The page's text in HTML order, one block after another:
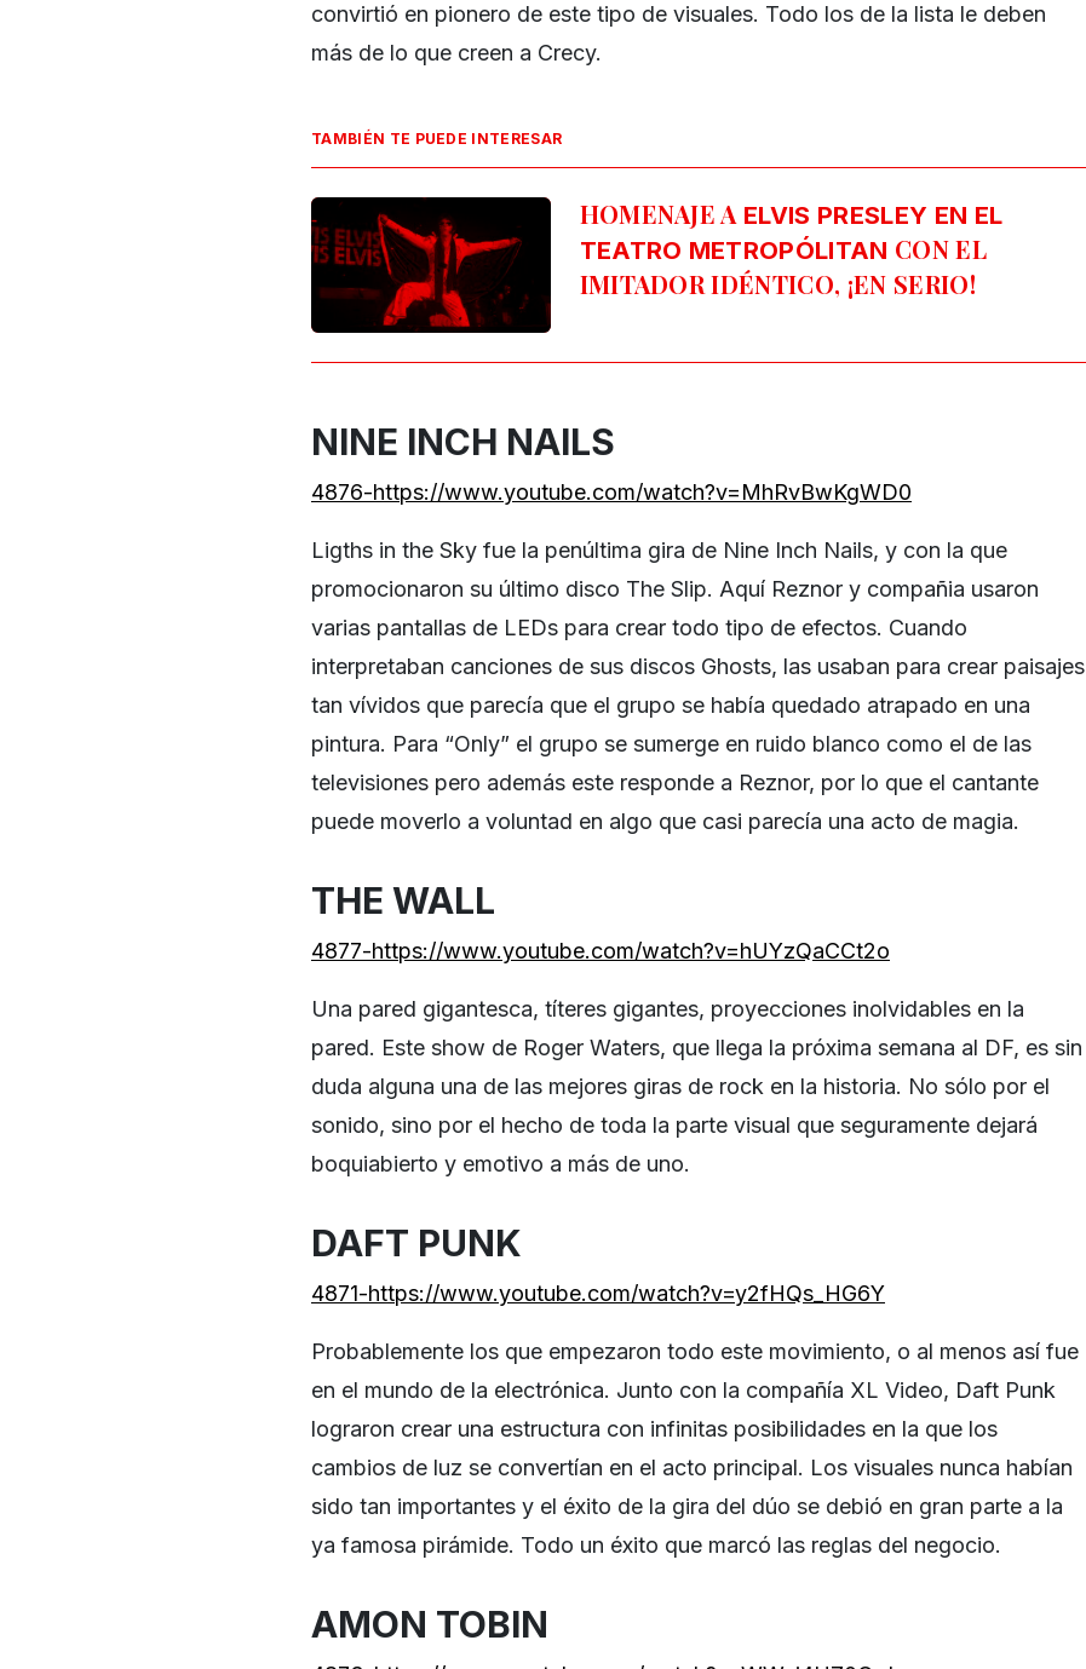
convirtió en pionero de este tipo de visuales. Todo los de la lista le deben
más de lo que creen a Crecy.
TAMBIÉN TE PUEDE INTERESAR
HOMENAJE AELVIS PRESLEY EN EL
TEATRO METROPÓLITAN CON EL
IMITADOR IDÉNTICO, ¡EN SERIO!
NINE INCH NAILS
4876-https://www.youtube.com/watch?v=MhRvBwKgWD0
Ligths in the Sky fue la penúltima gira de Nine Inch Nails, y con la que
promocionaron su último disco The Slip. Aquí Reznor y compañia usaron
varias pantallas de LEDs para crear todo tipo de efectos. Cuando
interpretaban canciones de sus discos Ghosts, las usaban para crear paisajes
tan vívidos que parecía que el grupo se había quedado atrapado en una
pintura. Para “Only” el grupo se sumerge en ruido blanco como el de las
televisiones pero además este responde a Reznor, por lo que el cantante
puede moverlo a voluntad en algo que casi parecía una acto de magia.
THE WALL
4877-https://www.youtube.com/watch?v=hUYzQaCCt2o
Una pared gigantesca, títeres gigantes, proyecciones inolvidables en la
pared. Este show de Roger Waters, que llega la próxima semana al DF, es sin
duda alguna una de las mejores giras de rock en la historia. No sólo por el
sonido, sino por el hecho de toda la parte visual que seguramente dejará
boquiabierto y emotivo a más de uno.
DAFT PUNK
4871-https://www.youtube.com/watch?v=y2fHQs_HG6Y
Probablemente los que empezaron todo este movimiento, o al menos así fue
en el mundo de la electrónica. Junto con la compañía XL Video, Daft Punk
lograron crear una estructura con infinitas posibilidades en la que los
cambios de luz se convertían en el acto principal. Los visuales nunca habían
sido tan importantes y el éxito de la gira del dúo se debió en gran parte a la
ya famosa pirámide. Todo un éxito que marcó las reglas del negocio.
AMON TOBIN